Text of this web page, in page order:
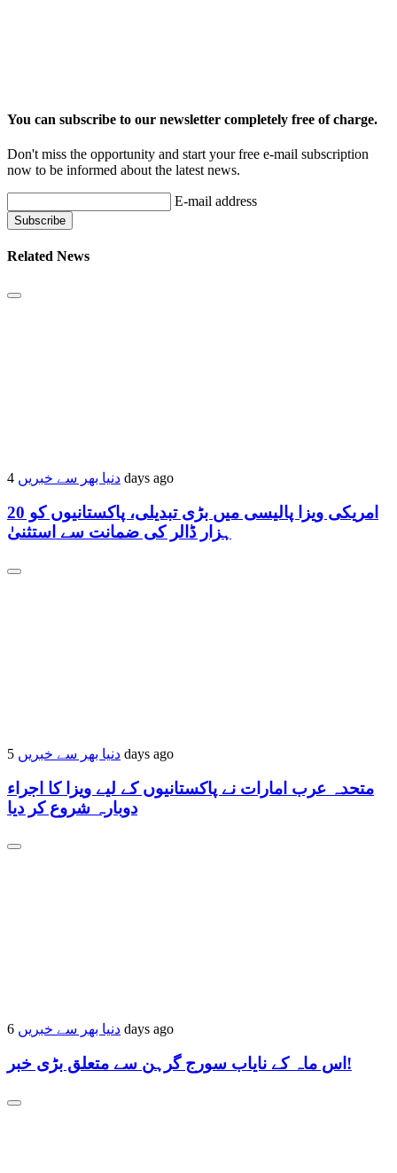
You can subscribe to our newsletter completely free of charge.
Don't miss the opportunity and start your free e-mail subscription
now to be informed about the latest news.
E-mail address
Related News
دنیا بھر سے خبریں 4 days ago
امریکی ویزا پالیسی میں بڑی تبدیلی، پاکستانیوں کو 20
ہزار ڈالر کی ضمانت سے استثنیٰ
دنیا بھر سے خبریں 5 days ago
متحدہ عرب امارات نے پاکستانیوں کے لیے ویزا کا اجراء
دوبارہ شروع کر دیا
دنیا بھر سے خبریں 6 days ago
اس ماہ کے نایاب سورج گرہن سے متعلق بڑی خبر!